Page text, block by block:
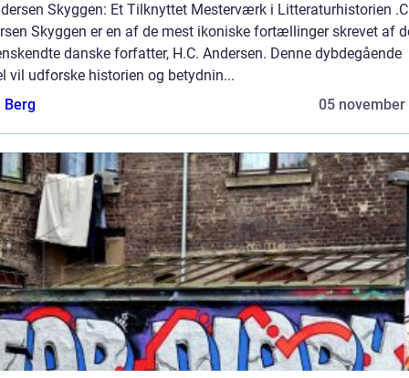
Skyggen: Et Tilknyttet Mesterværk i Litteraturhistorien
Skyggen er en af de mest ikoniske fortællinger skrevet af
danske forfatter, H.C. Andersen. Denne dybdegående
vil udforske historien og betydnin...
Berg
05 november